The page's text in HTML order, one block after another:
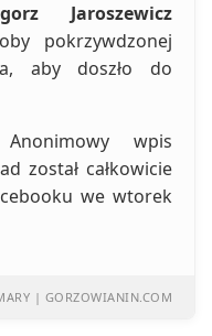
Jaroszewicz
pokrzywdzonej
aby doszło do
wpis
został całkowicie
we wtorek
| GORZOWIANIN.COM